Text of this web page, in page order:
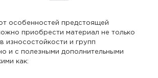
особенностей предстоящей
приобрести материал не только
износостойкости и групп
и с полезными дополнительными
как: